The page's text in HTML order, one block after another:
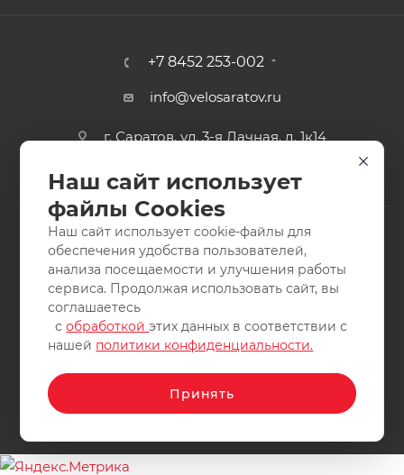
+7 8452 253-002
info@velosaratov.ru
г. Саратов, ул. 3-я Дачная, д. 1к14
2011-2026 © интернет-магазин спортивных товаров
ВелоСаратов. Не является публичной офертой. Все права
защищены. Заимствование материалов и фотографий
запрещено.
Наш сайт использует
файлы Cookies
Наш сайт использует cookie-файлы для
обеспечения удобства пользователей,
анализа посещаемости и улучшения работы
сервиса. Продолжая использовать сайт, вы
соглашаетесь
собработкойэтих данных в соответствии с
нашей политики конфиденциальности.
Принять